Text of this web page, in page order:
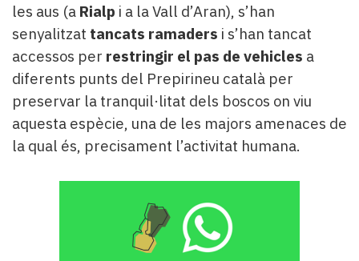
les aus (a Rialp i a la Vall d’Aran), s’han
senyalitzat tancats ramaders i s’han tancat
accessos per restringir el pas de vehicles a
diferents punts del Prepirineu català per
preservar la tranquil·litat dels boscos on viu
aquesta espècie, una de les majors amenaces de
la qual és, precisament l’activitat humana.